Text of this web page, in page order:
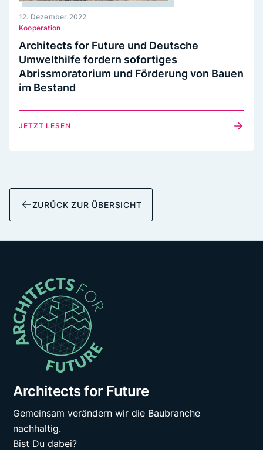
Kooperation
12. Dezember 2022
Architects for Future und Deutsche
Umwelthilfe fordern sofortiges
Abrissmoratorium und Förderung von Bauen
im Bestand
JETZT LESEN
ZURÜCK ZUR ÜBERSICHT
Architects for Future
Gemeinsam verändern wir die Baubranche
nachhaltig.
Bist Du dabei?